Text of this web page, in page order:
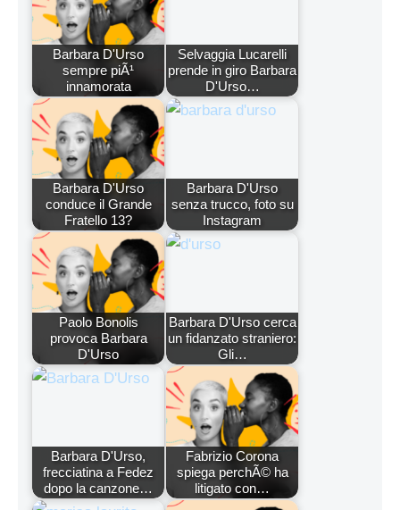
Barbara D'Urso
sempre piÃ¹
innamorata
Selvaggia Lucarelli
prende in giro Barbara
D'Urso…
Barbara D'Urso
conduce il Grande
Fratello 13?
Barbara D'Urso
senza trucco, foto su
Instagram
Paolo Bonolis
provoca Barbara
D'Urso
Barbara D'Urso cerca
un fidanzato straniero:
Gli…
Barbara D'Urso,
frecciatina a Fedez
dopo la canzone…
Fabrizio Corona
spiega perchÃ© ha
litigato con…